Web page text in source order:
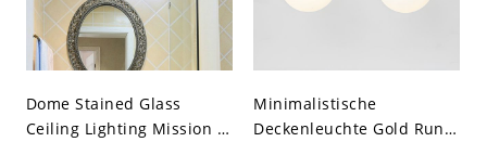
Dome Stained Glass
Ceiling Lighting Mission 2
Minimalistische
Deckenleuchte Gold Rund